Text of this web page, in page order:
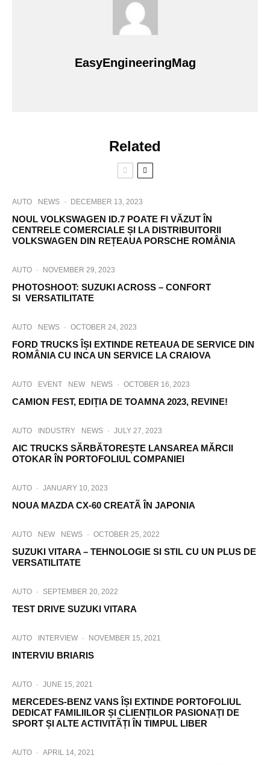
EasyEngineeringMag
Related
AUTO NEWS · DECEMBER 13, 2023
NOUL VOLKSWAGEN ID.7 POATE FI VĂZUT ÎN
CENTRELE COMERCIALE ȘI LA DISTRIBUITORII
VOLKSWAGEN DIN REȚEAUA PORSCHE ROMÂNIA
AUTO · NOVEMBER 29, 2023
PHOTOSHOOT: SUZUKI ACROSS – CONFORT
SI VERSATILITATE
AUTO NEWS · OCTOBER 24, 2023
FORD TRUCKS ÎȘI EXTINDE RETEAUA DE SERVICE DIN
ROMÂNIA CU INCA UN SERVICE LA CRAIOVA
AUTO EVENT NEW NEWS · OCTOBER 16, 2023
CAMION FEST, EDIȚIA DE TOAMNA 2023, REVINE!
AUTO INDUSTRY NEWS · JULY 27, 2023
AIC TRUCKS SĂRBĂTOREȘTE LANSAREA MĂRCII
OTOKAR ÎN PORTOFOLIUL COMPANIEI
AUTO · JANUARY 10, 2023
NOUA MAZDA CX-60 CREATÃ ÎN JAPONIA
AUTO NEW NEWS · OCTOBER 25, 2022
SUZUKI VITARA – TEHNOLOGIE SI STIL CU UN PLUS DE
VERSATILITATE
AUTO · SEPTEMBER 20, 2022
TEST DRIVE SUZUKI VITARA
AUTO INTERVIEW · NOVEMBER 15, 2021
INTERVIU BRIARIS
AUTO · JUNE 15, 2021
MERCEDES-BENZ VANS ÎȘI EXTINDE PORTOFOLIUL
DEDICAT FAMILIILOR ȘI CLIENȚILOR PASIONAȚI DE
SPORT ȘI ALTE ACTIVITÃȚI ÎN TIMPUL LIBER
AUTO · APRIL 14, 2021